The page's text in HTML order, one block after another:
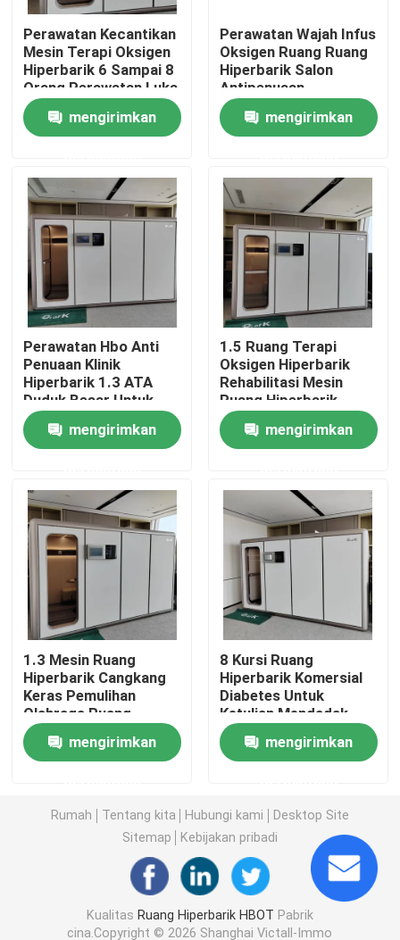
Produk
video
Tentang kami
Tur Pabrik
Kontrol kualitas
Permintaan Penawaran
Ruang Hiperbarik HBOT
Ruang Hiperbarik Penuaan Terbalik
1.3 ATA Hiperbarik
Ruang Hiperbarik Hardshell
Ruang Duduk Hiperbarik
Pemulihan Olahraga Ruang Hiperbarik
Ruang Hiperbarik Perawatan Luka
Ruang Oksigen Hiperbarik Monoplace
Ruang Hiperbarik Multitempat
Perawatan Kecantikan
Mesin Terapi Oksigen
Hiperbarik 6 Sampai 8
Orang Perawatan Luka
Hiperbarik
mengirimkan
Perawatan Wajah Infus
Oksigen Ruang Ruang
Hiperbarik Salon
Antipenuaan
mengirimkan
Perawatan Hbo Anti
Penuaan Klinik
Hiperbarik 1.3 ATA
Duduk Besar Untuk
Luka
mengirimkan
1.5 Ruang Terapi
Oksigen Hiperbarik
Rehabilitasi Mesin
Ruang Hiperbarik
mengirimkan
1.3 Mesin Ruang
Hiperbarik Cangkang
Keras Pemulihan
Olahraga Ruang
Hiperbarik Ata Cube L
mengirimkan
8 Kursi Ruang
Hiperbarik Komersial
Diabetes Untuk
Ketulian Mendadak
1800MM
mengirimkan
Rumah Tentang kita Hubungi kami
Desktop Site
Sitemap
Kebijakan pribadi
Kualitas Ruang Hiperbarik HBOT Pabrik
cina.Copyright © 2026 Shanghai Victall-Immo